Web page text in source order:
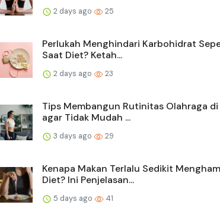
2 days ago 25
Perlukah Menghindari Karbohidrat
Saat Diet? Ketah...
2 days ago 23
Tips Membangun Rutinitas Olahraga di
agar Tidak Mudah ...
3 days ago 29
Kenapa Makan Terlalu Sedikit
Diet? Ini Penjelasan...
5 days ago 41